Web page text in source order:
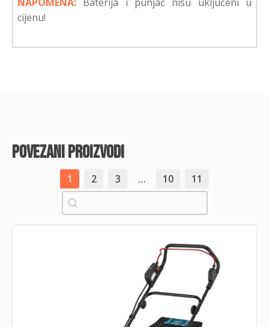
cijenu!
povezani proizvodi
1 2 3 … 10
11
Pretraži